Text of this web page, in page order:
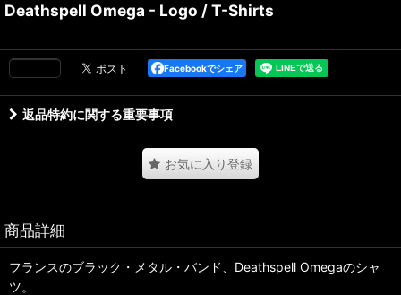
Deathspell Omega - Logo / T-Shirts
Facebookでシェア
返品特約に関する重要事項
お気に入り登録
商品詳細
フランスのブラック・メタル・バンド、Deathspell Omegaのシャ
ツ。